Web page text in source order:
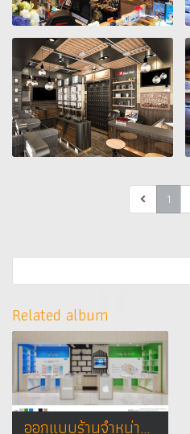
1
Related album
ออกแบบร้านจำหน่ายมือถือ oppo & vivo LANMARK PLAZA @ อุดรธานี Owner : คุณเก๋